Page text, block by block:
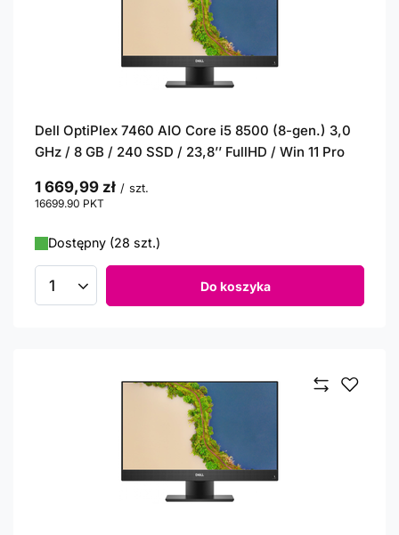
Dell OptiPlex 7460 AIO Core i5 8500 (8-gen.) 3,0
GHz / 8 GB / 240 SSD / 23,8’’ FullHD / Win 11 Pro
1 669,99 zł / szt.
16699.90 PKT
Dostępny (28 szt.)
Ilość produktów Do koszyka